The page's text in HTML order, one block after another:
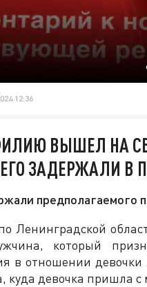
12:36
ВЫШЕЛ НА
ЗАДЕРЖАЛИ В
предполагаемого
который
в отношении
куда девочка пришла с